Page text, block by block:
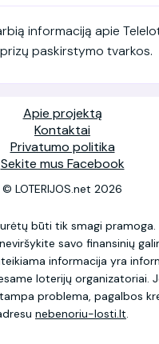
informaciją apie
paskirstymo tvarkos.
Apie projektą
Kontaktai
Privatumo politika
Sekite mus Facebook
© LOTERIJOS.net 2026
būti tik smagi pramoga.
savo finansinių
informacija yra
loterijų organizatoriai.
problema, pagalbos
nebenoriu-losti.lt